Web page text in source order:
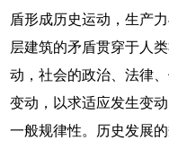
盾形成历史运动，生产
层建筑的矛盾贯穿于人
动，社会的政治、法律
变动，以求适应发生变
一般规律性。历史发展